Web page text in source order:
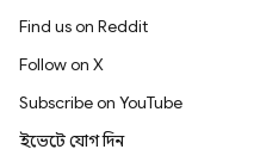
Find us on Reddit
Follow on X
Subscribe on YouTube
ইভেন্টে যোগ দিন